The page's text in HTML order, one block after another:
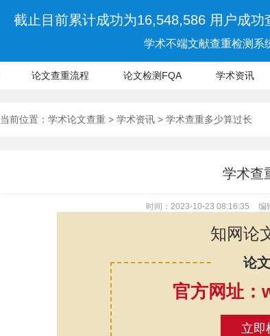
截止目前累计成功为16,548,586 用户成功
学术不端文献查重检测系
论文查重流程 论文检测FQA 学术资讯
当前位置： 学术论文查重 > 学术资讯 > 学术查重多少算过长
学术查
时间：2023-10-23 08:16:35 编
知网论
论
官方网址
立即